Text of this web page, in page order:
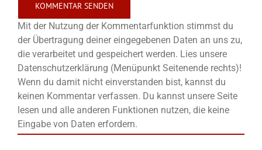
Mit der Nutzung der Kommentarfunktion stimmst du
der Übertragung deiner eingegebenen Daten an uns zu,
die verarbeitet und gespeichert werden. Lies unsere
Datenschutzerklärung (Menüpunkt Seitenende rechts)!
Wenn du damit nicht einverstanden bist, kannst du
keinen Kommentar verfassen. Du kannst unsere Seite
lesen und alle anderen Funktionen nutzen, die keine
Eingabe von Daten erfordern.